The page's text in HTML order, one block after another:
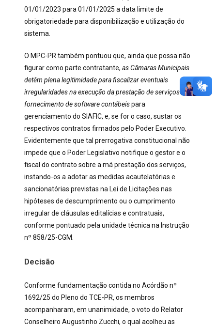
01/01/2023 para 01/01/2025 a data limite de
obrigatoriedade para disponibilização e utilização do
sistema.
O MPC-PR também pontuou que, ainda que possa não
figurar como parte contratante, as Câmaras Municipais
detêm plena legitimidade para fiscalizar eventuais
irregularidades na execução da prestação de serviços de
fornecimento de software contábeispara
gerenciamento do SIAFIC, e, se for o caso, sustar os
respectivos contratos firmados pelo Poder Executivo.
Evidentemente que tal prerrogativa constitucional não
impede que o Poder Legislativo notifique o gestor e o
fiscal do contrato sobre a má prestação dos serviços,
instando-os a adotar as medidas acautelatórias e
sancionatórias previstas na Lei de Licitações nas
hipóteses de descumprimento ou o cumprimento
irregular de cláusulas editalícias e contratuais,
conforme pontuado pela unidade técnica na Instrução
nº 858/25-CGM.
Decisão
Conforme fundamentação contida no Acórdão nº
1692/25 do Pleno do TCE-PR, os membros
acompanharam, em unanimidade, o voto do Relator
Conselheiro Augustinho Zucchi, o qual acolheu as